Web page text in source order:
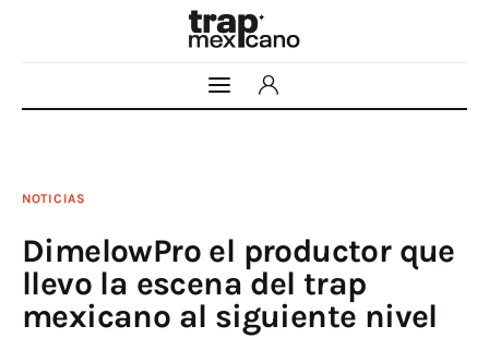
NOSOTROS
CONTACTO
NOTICIAS
DimelowPro el productor que
llevo la escena del trap
mexicano al siguiente nivel